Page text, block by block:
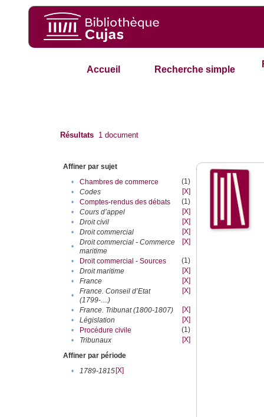
Accueil Recherche simple
Résultats 1 document
Affiner par sujet
•
Chambres de commerce
(1)
•
Codes
[X]
•
Comptes-rendus des débats
(1)
•
Cours d’appel
[X]
•
Droit civil
[X]
•
Droit commercial
[X]
•
Droit commercial - Commerce
maritime
[X]
• Droit commercial - Sources
(1)
•
Droit maritime
[X]
•
France
[X]
•
France. Conseil d’Etat
(1799-....)
[X]
• France. Tribunat (1800-1807)
[X]
•
Législation
[X]
•
Procédure civile
(1)
•
Tribunaux
[X]
Affiner par période
•
1789-1815[X]